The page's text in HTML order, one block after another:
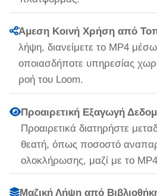
Άμεση Κοινή Χρήση από
λήψη, διανείμετε το MP4
οποιασδήποτε υπηρεσίας
ροή του Loom.
Προαιρετική Εξαγωγή
Προαιρετικά διατηρήστε
θεατή, όπως ποσοστό
ολοκλήρωσης, μαζί με το
Μαζική Λήψη από